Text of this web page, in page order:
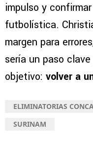
impulso y
futbolística.
margen para
sería un paso
objetivo: volver a
ELIMINATORIAS
SURINAM